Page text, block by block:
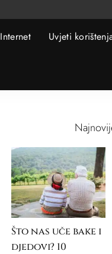
Internet Uvjeti
Što nas uče bake i
djedovi? 10